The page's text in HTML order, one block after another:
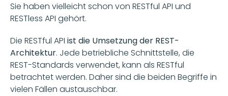
Sie haben vielleicht schon von RESTful API und
RESTless API gehört.
Die RESTful API ist die Umsetzung der REST-
Architektur. Jede betriebliche Schnittstelle, die
REST-Standards verwendet, kann als RESTful
betrachtet werden. Daher sind die beiden Begriffe in
vielen Fällen austauschbar.